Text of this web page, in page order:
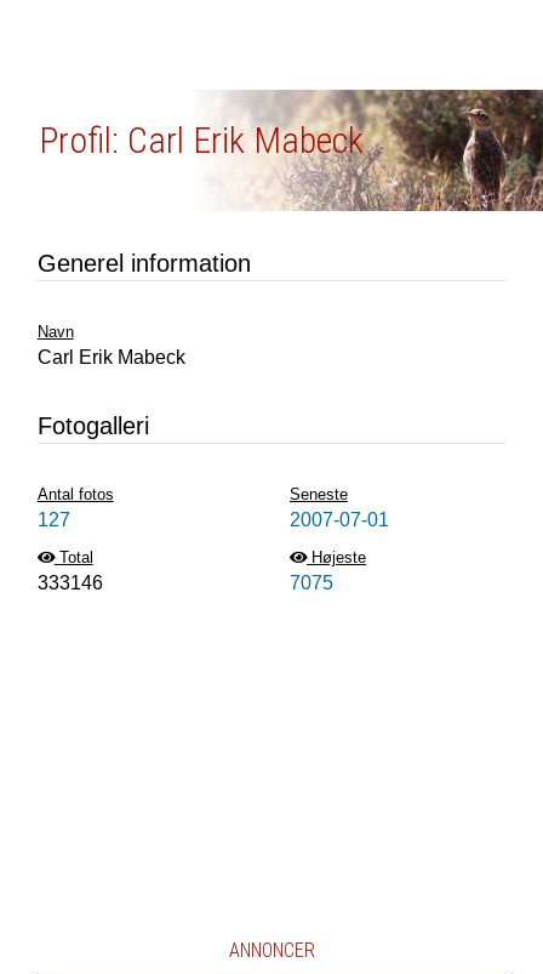
Profil: Carl Erik Mabeck
Generel information
Navn
Carl Erik Mabeck
Fotogalleri
Antal fotos
127
Seneste
2007-07-01
Total
333146
Højeste
7075
ANNONCER